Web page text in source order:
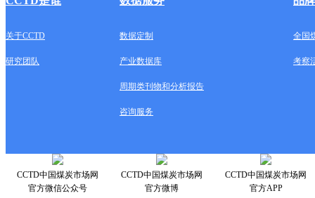
关于CCTD 数据定制 全国
研究团队 产业数据库 考察
周期类刊物和分析报告
咨询服务
CCTD中国煤炭市场网
官方微信公众号
CCTD中国煤炭市场网
官方微博
CCTD中国煤炭市场网
官方APP